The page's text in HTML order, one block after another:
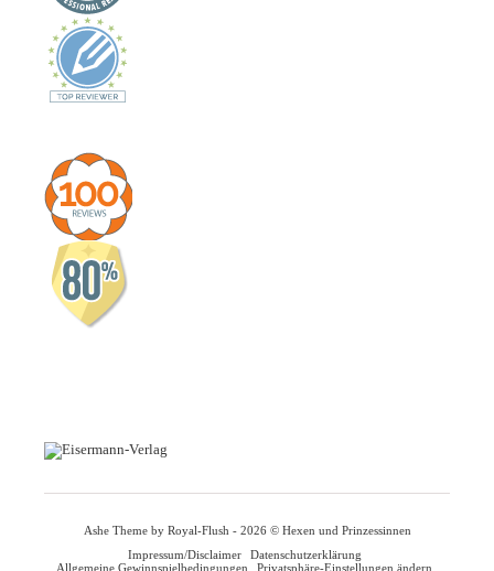
Ashe Theme by Royal-Flush - 2026 © Hexen und Prinzessinnen
Impressum/Disclaimer
Datenschutzerklärung
Allgemeine Gewinnspielbedingungen
Privatsphäre-Einstellungen ändern